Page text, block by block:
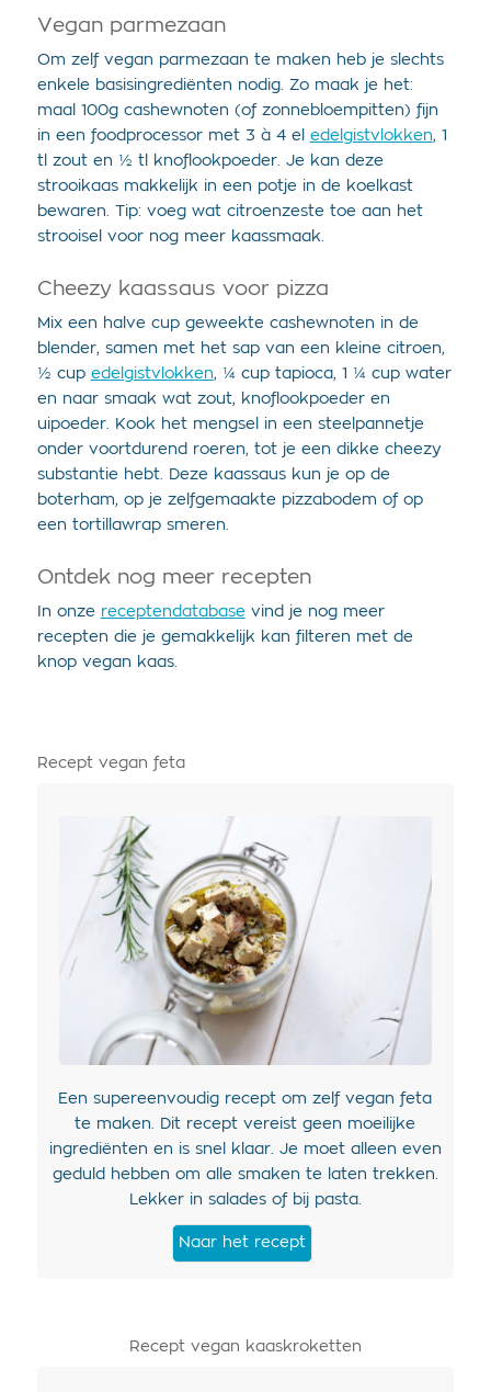
Vegan parmezaan
Om zelf vegan parmezaan te maken heb je slechts
enkele basisingrediënten nodig. Zo maak je het:
maal 100g cashewnoten (of zonnebloempitten) fijn
in een foodprocessor met 3 à 4 el edelgistvlokken, 1
tl zout en ½ tl knoflookpoeder. Je kan deze
strooikaas makkelijk in een potje in de koelkast
bewaren. Tip: voeg wat citroenzeste toe aan het
strooisel voor nog meer kaassmaak.
Cheezy kaassaus voor pizza
Mix een halve cup geweekte cashewnoten in de
blender, samen met het sap van een kleine citroen,
½ cup edelgistvlokken, ¼ cup tapioca, 1 ¼ cup water
en naar smaak wat zout, knoflookpoeder en
uipoeder. Kook het mengsel in een steelpannetje
onder voortdurend roeren, tot je een dikke cheezy
substantie hebt. Deze kaassaus kun je op de
boterham, op je zelfgemaakte pizzabodem of op
een tortillawrap smeren.
Ontdek nog meer recepten
In onze receptendatabase vind je nog meer
recepten die je gemakkelijk kan filteren met de
knop vegan kaas.
Recept vegan feta
Een supereenvoudig recept om zelf vegan feta
te maken. Dit recept vereist geen moeilijke
ingrediënten en is snel klaar. Je moet alleen even
geduld hebben om alle smaken te laten trekken.
Lekker in salades of bij pasta.
Naar het recept
Recept vegan kaaskroketten